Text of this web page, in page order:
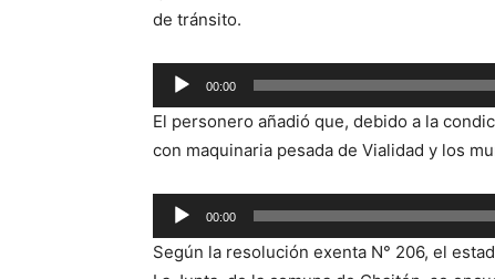
de tránsito.
Reproductor
de
audio
00:00
El personero añadió que, debido a la
con maquinaria pesada de Vialidad y los
Reproductor
de
audio
00:00
Según la resolución exenta N° 206, el